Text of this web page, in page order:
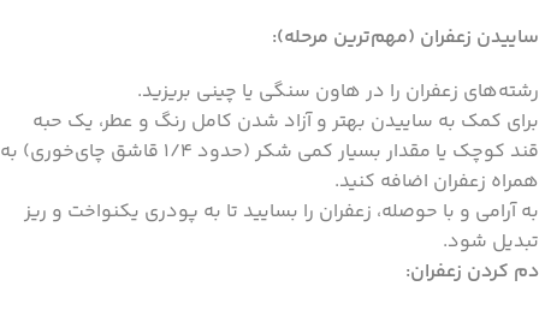
ساییدن زعفران (مهم‌ترین مرحله):
رشته‌های زعفران را در هاون سنگی یا چینی بریزید.
برای کمک به ساییدن بهتر و آزاد شدن کامل رنگ و عطر، یک حبه
قند کوچک یا مقدار بسیار کمی شکر (حدود 1/4 قاشق چای‌خوری) به
همراه زعفران اضافه کنید.
به آرامی و با حوصله، زعفران را بسایید تا به پودری یکنواخت و ریز
تبدیل شود.
دم کردن زعفران: